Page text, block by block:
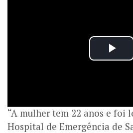
“A mulher tem 22 anos e foi
Hospital de Emergência de